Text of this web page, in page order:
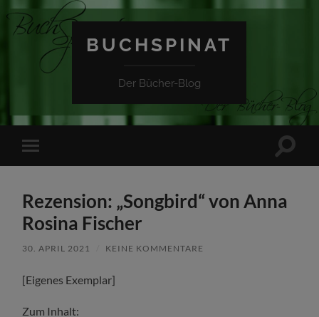
BUCHSPINAT
Der Bücher-Blog
Mobile-
Menü
Rezension: „Songbird“ von Anna
Rosina Fischer
30. APRIL 2021 KEINE KOMMENTARE
[Eigenes Exemplar]
Zum Inhalt: